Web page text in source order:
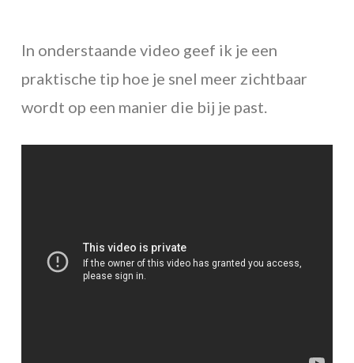
In onderstaande video geef ik je een
praktische tip hoe je snel meer zichtbaar
wordt op een manier die bij je past.